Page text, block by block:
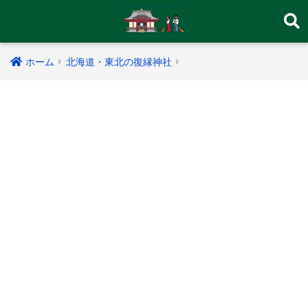
ホーム 北海道・東北の復縁神社